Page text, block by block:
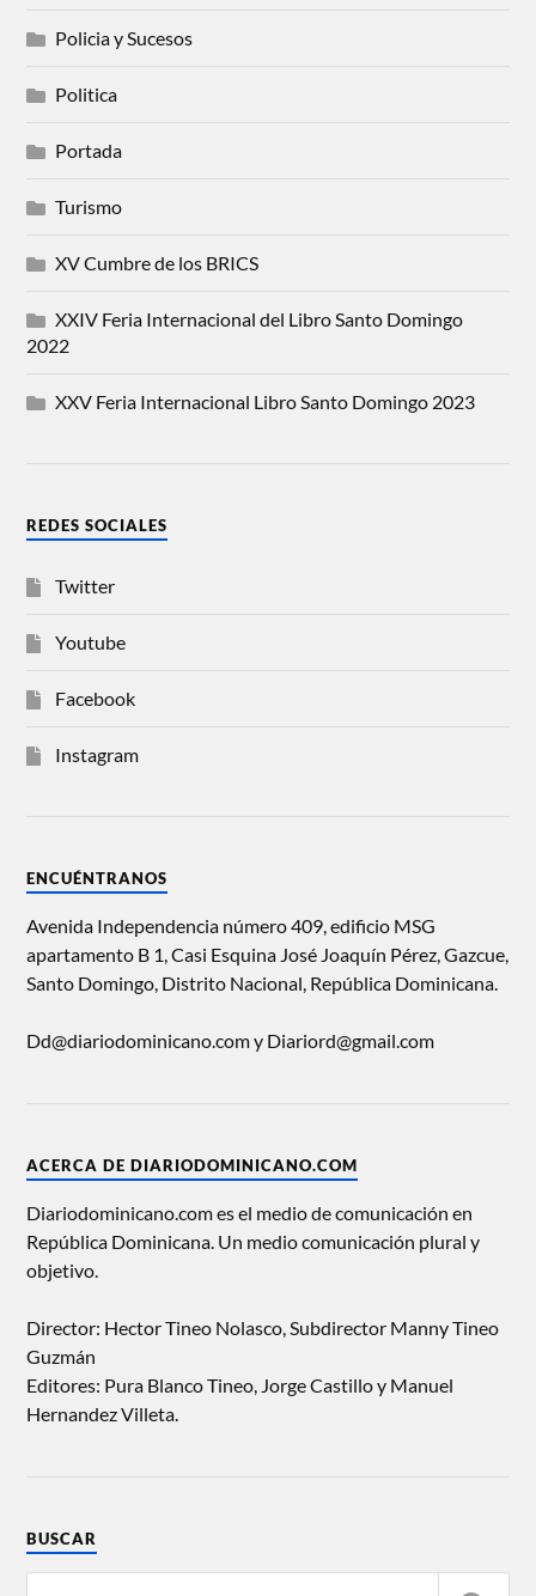
Policia y Sucesos
Politica
Portada
Turismo
XV Cumbre de los BRICS
XXIV Feria Internacional del Libro Santo Domingo
2022
XXV Feria Internacional Libro Santo Domingo 2023
REDES SOCIALES
Twitter
Youtube
Facebook
Instagram
ENCUÉNTRANOS
Avenida Independencia número 409, edificio MSG
apartamento B 1, Casi Esquina José Joaquín Pérez, Gazcue,
Santo Domingo, Distrito Nacional, República Dominicana.
Dd@diariodominicano.com y Diariord@gmail.com
ACERCA DE DIARIODOMINICANO.COM
Diariodominicano.com es el medio de comunicación en
República Dominicana. Un medio comunicación plural y
objetivo.
Director: Hector Tineo Nolasco, Subdirector Manny Tineo
Guzmán
Editores: Pura Blanco Tineo, Jorge Castillo y Manuel
Hernandez Villeta.
BUSCAR